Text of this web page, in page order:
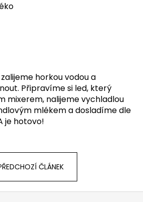
zalijeme horkou vodou a
Připravíme si led, který
mixerem, nalijeme vychladlou
mlékem a dosladíme dle
je hotovo!
ČLÁNEK